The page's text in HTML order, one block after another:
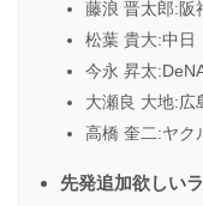
藤浪 晋太郎:阪
松葉 貴大:中日
今永 昇太
大瀬良 大地:広
高橋 奎二:ヤク
先発追加欲しい